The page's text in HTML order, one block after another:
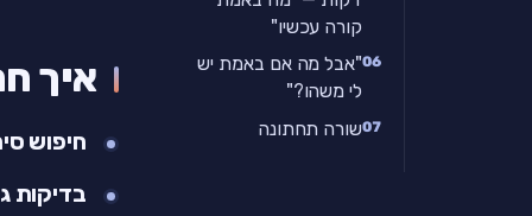
קורה עכשיו"
"אבל מה אם באמת יש
לי משהו?"
שורה תחתונה
איך
חיפוש
בדיקות